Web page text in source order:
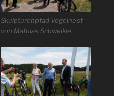
Skulpturenpfad Vogelnest
von Mathias Schweikle